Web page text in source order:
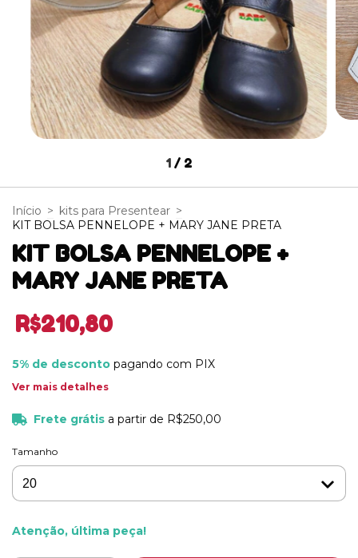
1 / 2
Início > kits para Presentear >
KIT BOLSA PENNELOPE + MARY JANE PRETA
KIT BOLSA PENNELOPE +
MARY JANE PRETA
R$210,80
5% de desconto pagando com PIX
Ver mais detalhes
Frete grátis a partir de R$250,00
Tamanho
Atenção, última peça!